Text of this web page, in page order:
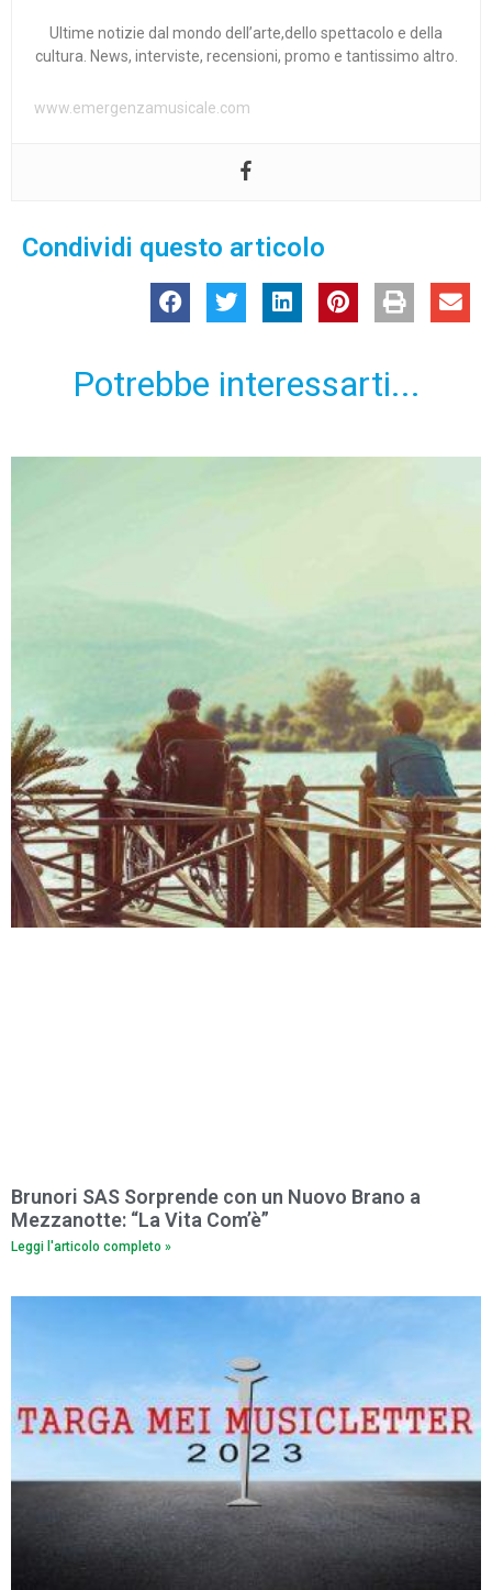
Ultime notizie dal mondo dell’arte,dello spettacolo e della
cultura. News, interviste, recensioni, promo e tantissimo altro.
www.emergenzamusicale.com
Condividi questo articolo
Potrebbe interessarti...
Brunori SAS Sorprende con un Nuovo Brano a
Mezzanotte: “La Vita Com’è”
Leggi l'articolo completo »